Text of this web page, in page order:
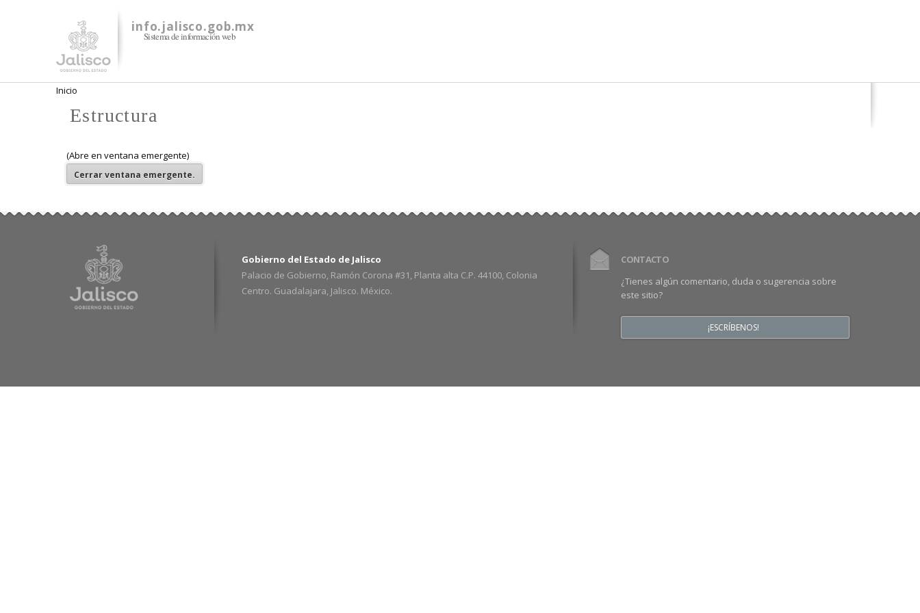
info.jalisco.gob.mx
Sistema de información web
Se encuentra usted aquí
Inicio
Estructura
(Abre en ventana emergente)
Cerrarventana emergente.
Gobierno del Estado de Jalisco
Palacio de Gobierno, Ramón Corona #31, Planta alta C.P. 44100, Colonia
Centro. Guadalajara, Jalisco. México.
CONTACTO
¿Tienes algún comentario, duda o sugerencia sobre
este sitio?
¡ESCRÍBENOS!